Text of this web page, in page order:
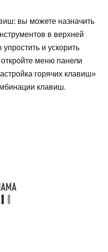
вы можете назначить
в верхней
и ускорить
меню панели
горячих клавиш»
клавиш.